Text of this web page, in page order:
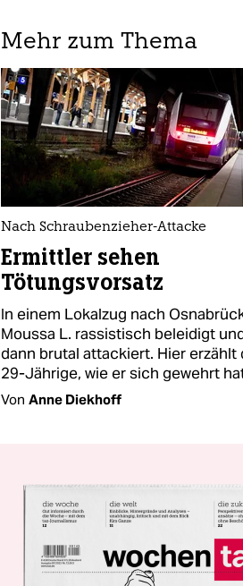
Mehr zum Thema
Nach Schraubenzieher-Attacke
Ermittler sehen
Tötungsvorsatz
In einem Lokalzug nach
Moussa L. rassistisch beleidigt
dann brutal attackiert. Hier erzählt
29-Jährige, wie er sich gewehrt
Von Anne Diekhoff